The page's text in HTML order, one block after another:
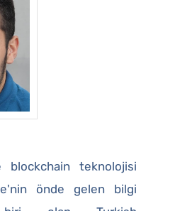
teknolojisi
önde gelen bilgi